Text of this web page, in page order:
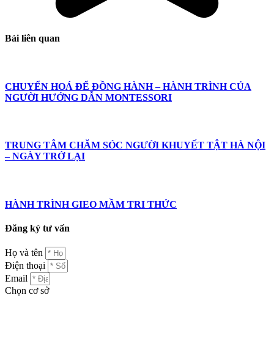
Bài liên quan
CHUYỂN HOÁ ĐỂ ĐỒNG HÀNH – HÀNH TRÌNH CỦA
NGƯỜI HƯỚNG DẪN MONTESSORI
TRUNG TÂM CHĂM SÓC NGƯỜI KHUYẾT TẬT HÀ NỘI
– NGÀY TRỞ LẠI
HÀNH TRÌNH GIEO MẦM TRI THỨC
Đăng ký tư vấn
Họ và tên
Điện thoại
Email
Chọn cơ sở